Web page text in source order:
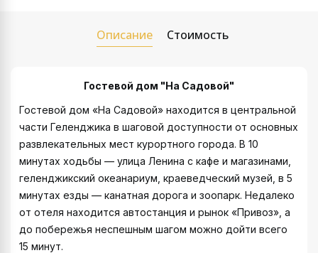
Описание Стоимость
Гостевой дом "На Садовой"
Гостевой дом «На Садовой» находится в центральной
части Геленджика в шаговой доступности от основных
развлекательных мест курортного города. В 10
минутах ходьбы — улица Ленина с кафе и магазинами,
геленджикский океанариум, краеведческий музей, в 5
минутах езды — канатная дорога и зоопарк. Недалеко
от отеля находится автостанция и рынок «Привоз», а
до побережья неспешным шагом можно дойти всего
15 минут.